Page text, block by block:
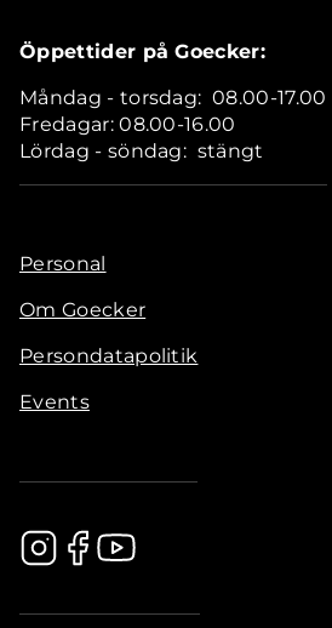
Öppettider på Goecker:
Måndag - torsdag: 08.00-17.00
Fredagar: 08.00-16.00
Lördag - söndag: stängt
Personal
Om Goecker
Persondatapolitik
Events